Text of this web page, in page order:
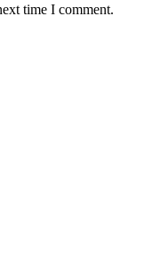
time I comment.